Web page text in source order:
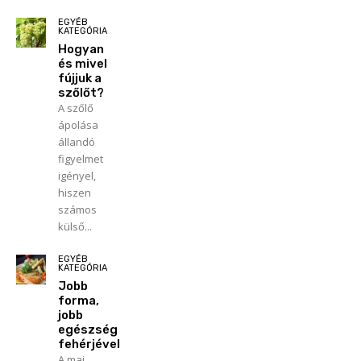
EGYÉB
KATEGÓRIA
Hogyan
és mivel
fújjuk a
szőlőt?
A szőlő
ápolása
állandó
figyelmet
igényel,
hiszen
számos
külső...
EGYÉB
KATEGÓRIA
Jobb
forma,
jobb
egészség
fehérjével